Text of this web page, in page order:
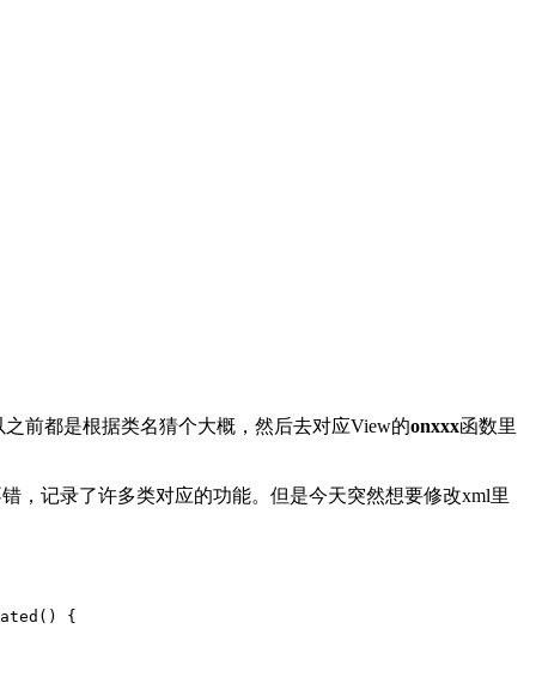
前都是根据类名猜个大概，然后去对应View的onxxx函数里
，记录了许多类对应的功能。但是今天突然想要修改xml里
() {